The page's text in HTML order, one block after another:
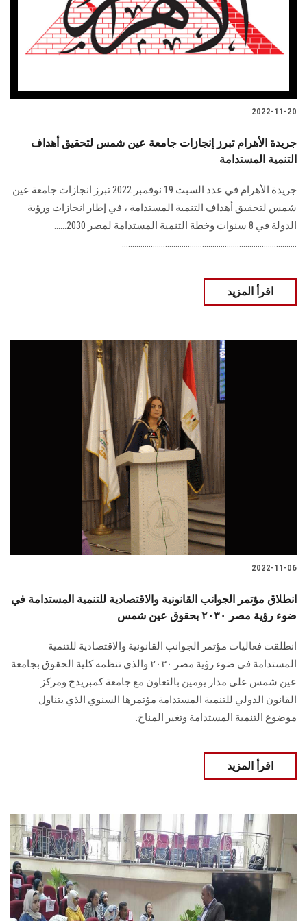
هيئة التدريس
الزائـرون
سجل الان
2022-11-20
جريدة الأهرام تبرز إنجازات جامعة عين شمس لتحقيق أهداف
التنمية المستدامة
جريدة الأهرام في عدد السبت 19 نوفمبر 2022 تبرز انجازات جامعة عين
شمس لتحقيق أهداف التنمية المستدامة ، في إطار انجازات ورؤية
الدولة في 8 سنوات وخطة التنمية المستدامة لمصر 2030......
.....................................................................................
اقرأ المزيد
2022-11-06
انطلاق مؤتمر الجوانب القانونية والاقتصادية للتنمية المستدامة في
ضوء رؤية مصر ۲۰۳۰ بحقوق عين شمس
انطلقت فعاليات مؤتمر الجوانب القانونية والاقتصادية للتنمية
المستدامة في ضوء رؤية مصر ۲۰۳۰ والذي تنظمه كلية الحقوق بجامعة
عين شمس على مدار يومين بالتعاون مع جامعة كمبريدج ومركز
القانون الدولي للتنمية المستدامة مؤتمرها السنوي الذي يتناول
موضوع التنمية المستدامة وتغير المناخ.
اقرأ المزيد